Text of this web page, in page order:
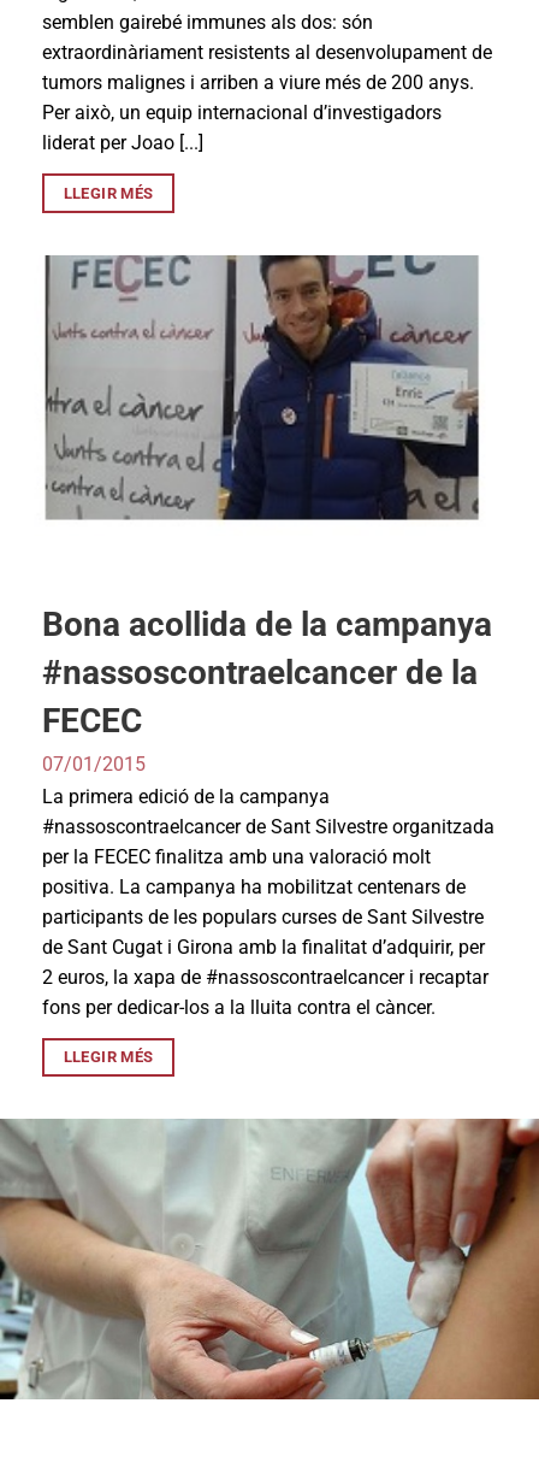
semblen gairebé immunes als dos: són
extraordinàriament resistents al desenvolupament de
tumors malignes i arriben a viure més de 200 anys.
Per això, un equip internacional d’investigadors
liderat per Joao [...]
LLEGIR MÉS
Bona acollida de la campanya
#nassoscontraelcancer de la
FECEC
07/01/2015
La primera edició de la campanya
#nassoscontraelcancer de Sant Silvestre organitzada
per la FECEC finalitza amb una valoració molt
positiva. La campanya ha mobilitzat centenars de
participants de les populars curses de Sant Silvestre
de Sant Cugat i Girona amb la finalitat d’adquirir, per
2 euros, la xapa de #nassoscontraelcancer i recaptar
fons per dedicar-los a la lluita contra el càncer.
LLEGIR MÉS